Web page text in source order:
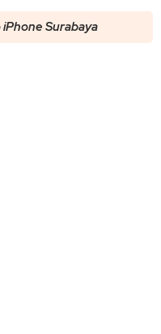
iPhone Surabaya